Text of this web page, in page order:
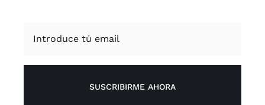
SUSCRIBIRME AHORA